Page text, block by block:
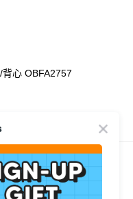
運費
心 OBFA2757